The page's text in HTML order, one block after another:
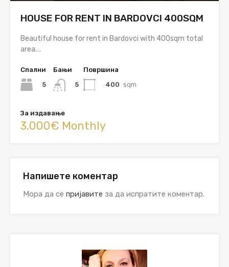
HOUSE FOR RENT IN BARDOVCI 400SQM
Beautiful house for rent in Bardovci with 400sqm total
area.…
Спални
5
Бањи
5
Површина
400 sqm
За издавање
3.000€ Monthly
Напишете коментар
Мора да се пријавите за да испратите коментар.